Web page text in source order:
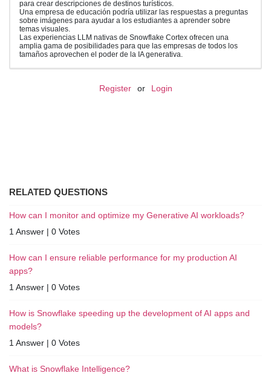
para crear descripciones de destinos turísticos.
Una empresa de educación podría utilizar las respuestas a preguntas
sobre imágenes para ayudar a los estudiantes a aprender sobre
temas visuales.
Las experiencias LLM nativas de Snowflake Cortex ofrecen una
amplia gama de posibilidades para que las empresas de todos los
tamaños aprovechen el poder de la IA generativa.
Register or Login
RELATED QUESTIONS
How can I monitor and optimize my Generative AI workloads?
1 Answer | 0 Votes
How can I ensure reliable performance for my production AI
apps?
1 Answer | 0 Votes
How is Snowflake speeding up the development of AI apps and
models?
1 Answer | 0 Votes
What is Snowflake Intelligence?